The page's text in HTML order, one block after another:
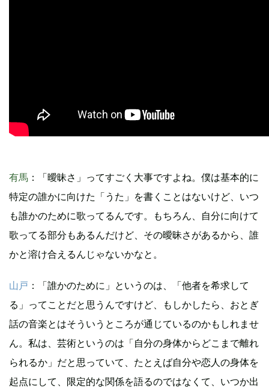
有馬 ：「曖昧さ」ってすごく大事ですよね。僕は基本的に
特定の誰かに向けた「うた」を書くことはないけど、いつ
も誰かのために歌ってるんです。もちろん、自分に向けて
歌ってる部分もあるんだけど、その曖昧さがあるから、誰
かと溶け合えるんじゃないかなと。
山戸 ：「誰かのために」というのは、「他者を希求して
る」ってことだと思うんですけど、もしかしたら、おとぎ
話の音楽とはそういうところが通じているのかもしれませ
ん。私は、芸術というのは「自分の身体からどこまで離れ
られるか」だと思っていて、たとえば自分や恋人の身体を
起点にして、限定的な関係を語るのではなくて、いつか出